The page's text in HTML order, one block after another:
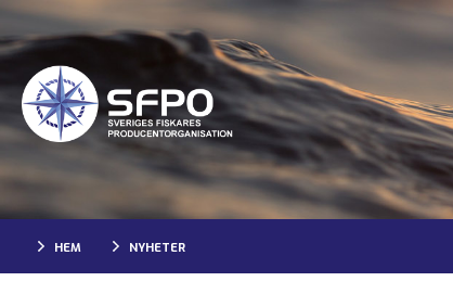
HEM NYHETER